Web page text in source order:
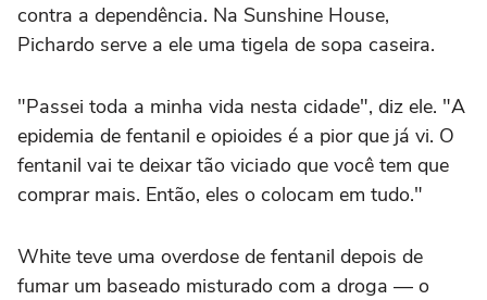
contra a dependência. Na Sunshine House,
Pichardo serve a ele uma tigela de sopa caseira.
"Passei toda a minha vida nesta cidade", diz ele. "A
epidemia de fentanil e opioides é a pior que já vi. O
fentanil vai te deixar tão viciado que você tem que
comprar mais. Então, eles o colocam em tudo."
White teve uma overdose de fentanil depois de
fumar um baseado misturado com a droga — o